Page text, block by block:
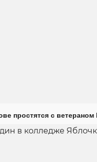
простятся с